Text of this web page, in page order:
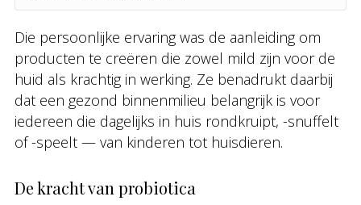
Die persoonlijke ervaring was de aanleiding om
producten te creëren die zowel mild zijn voor de
huid als krachtig in werking. Ze benadrukt daarbij
dat een gezond binnenmilieu belangrijk is voor
iedereen die dagelijks in huis rondkruipt, -snuffelt
of -speelt — van kinderen tot huisdieren.
De kracht van probiotica